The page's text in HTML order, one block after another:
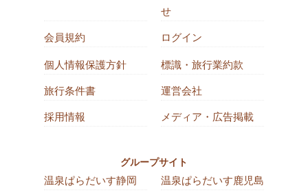
せ
会員規約 ログイン
個人情報保護方針 標識・旅行業約款
旅行条件書 運営会社
採用情報 メディア・広告掲載
グループサイト
温泉ぱらだいす静岡 温泉ぱらだいす鹿児島